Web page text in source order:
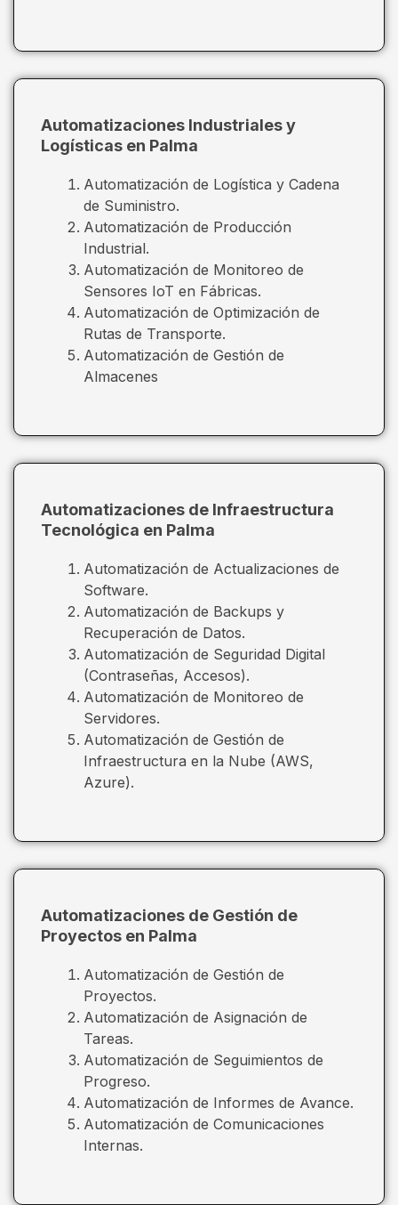
Automatizaciones Industriales y
Logísticas en Palma
Automatización de Logística y Cadena
de Suministro.
Automatización de Producción
Industrial.
Automatización de Monitoreo de
Sensores IoT en Fábricas.
Automatización de Optimización de
Rutas de Transporte.
Automatización de Gestión de
Almacenes
Automatizaciones de Infraestructura
Tecnológica en Palma
Automatización de Actualizaciones de
Software.
Automatización de Backups y
Recuperación de Datos.
Automatización de Seguridad Digital
(Contraseñas, Accesos).
Automatización de Monitoreo de
Servidores.
Automatización de Gestión de
Infraestructura en la Nube (AWS,
Azure).
Automatizaciones de Gestión de
Proyectos en Palma
Automatización de Gestión de
Proyectos.
Automatización de Asignación de
Tareas.
Automatización de Seguimientos de
Progreso.
Automatización de Informes de Avance.
Automatización de Comunicaciones
Internas.